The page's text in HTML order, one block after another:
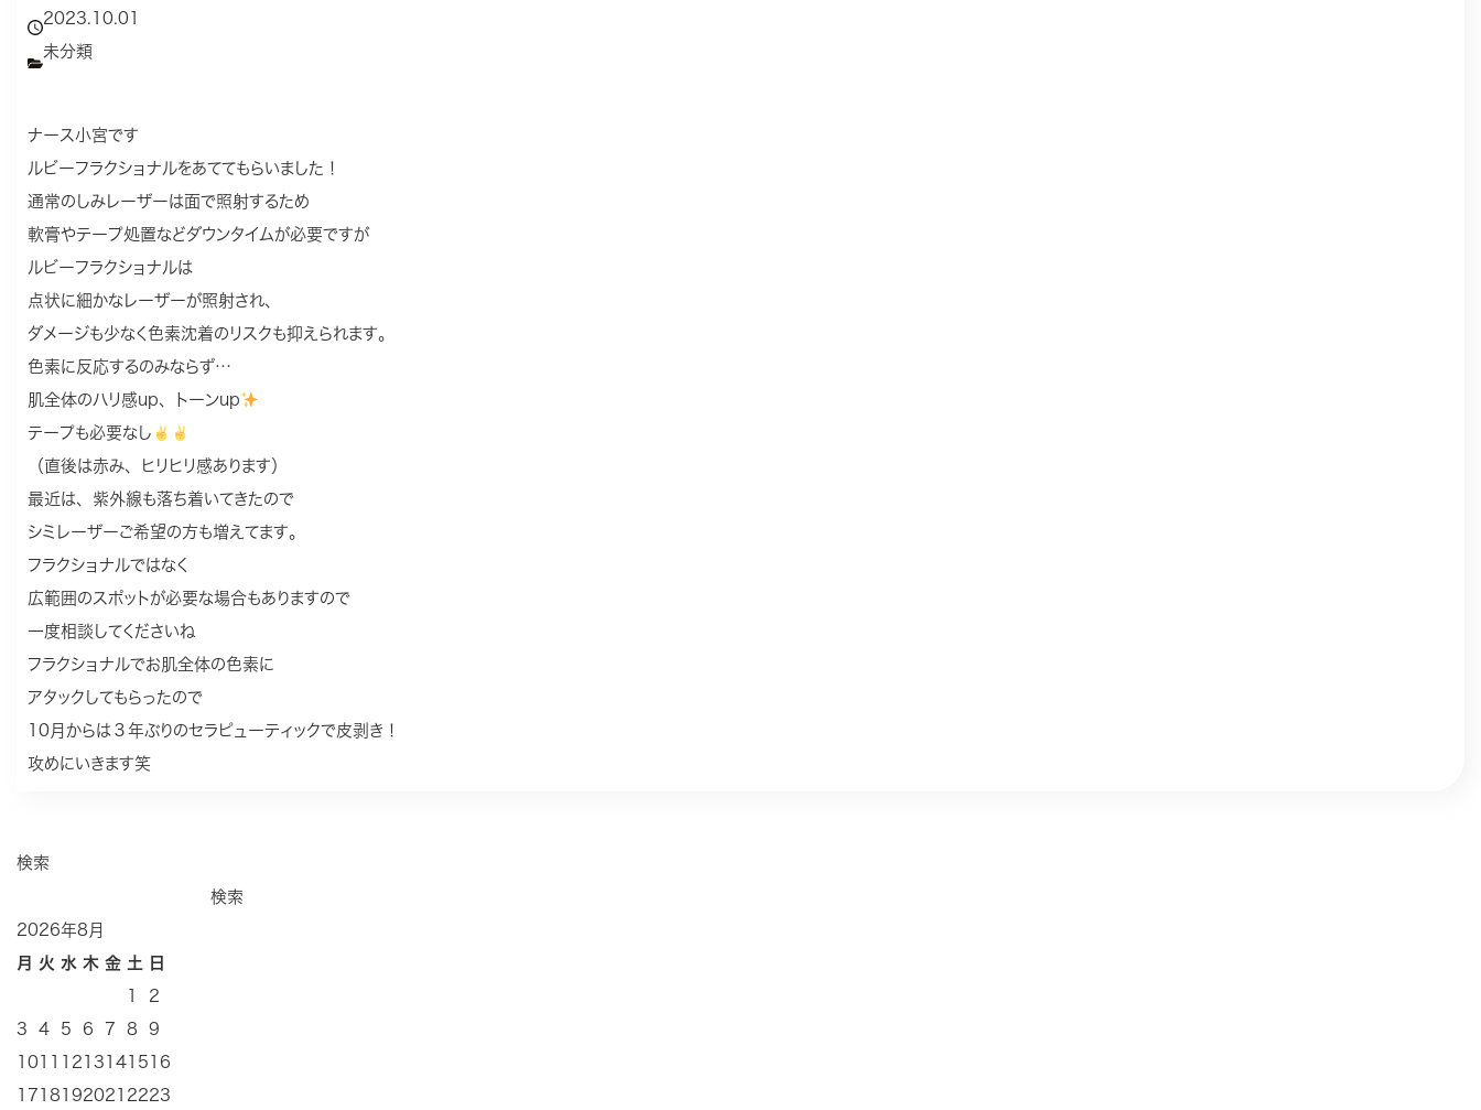
2023.10.01
未分類
ナース小宮です
ルビーフラクショナルをあててもらいました！
通常のしみレーザーは面で照射するため
軟膏やテープ処置などダウンタイムが必要ですが
ルビーフラクショナルは
点状に細かなレーザーが照射され、
ダメージも少なく色素沈着のリスクも抑えられます。
色素に反応するのみならず…
肌全体のハリ感up、トーンup
テープも必要なし
（直後は赤み、ヒリヒリ感あります）
最近は、紫外線も落ち着いてきたので
シミレーザーご希望の方も増えてます。
フラクショナルではなく
広範囲のスポットが必要な場合もありますので
一度相談してくださいね
フラクショナルでお肌全体の色素に
アタックしてもらったので
10月からは３年ぶりのセラピューティックで皮剥き！
攻めにいきます笑
検索
検索
2026年8月
月
火 水 木 金 土
日
2
3
4 5 6 7 8
9
10
12 13 14 15 16
17 18 192021 2223